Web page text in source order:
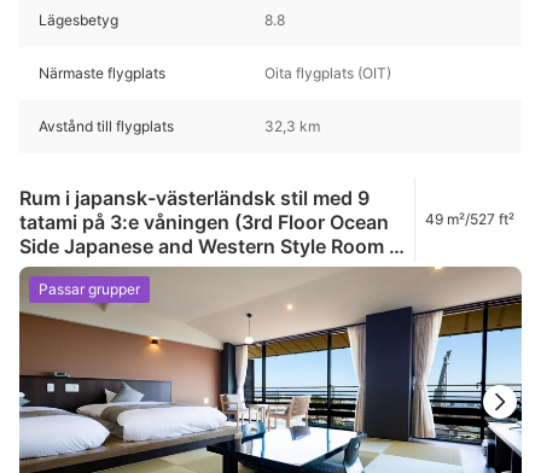
Lägesbetyg 8.8
Närmaste flygplats Oita flygplats (OIT)
Avstånd till flygplats 32,3 km
Rum i japansk-västerländsk stil med 9
tatami på 3:e våningen (3rd Floor Ocean
Side Japanese and Western Style Room 9
Tatami)
49 m²/527 ft²
Passar grupper